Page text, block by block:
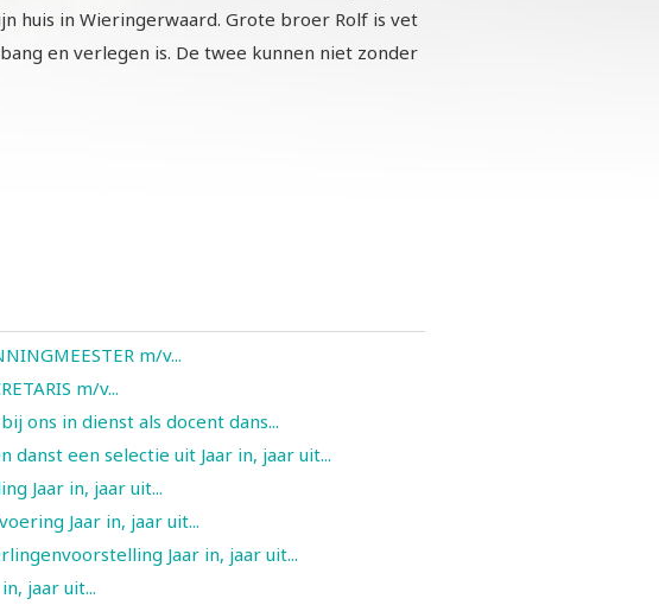
huis in Wieringerwaard. Grote broer Rolf is vet
en verlegen is. De twee kunnen niet zonder
m/v...
m/v...
ons in dienst als docent dans...
danst een selectie uit Jaar in, jaar uit...
Jaar in, jaar uit...
Jaar in, jaar uit...
Jaar in, jaar uit...
jaar uit...